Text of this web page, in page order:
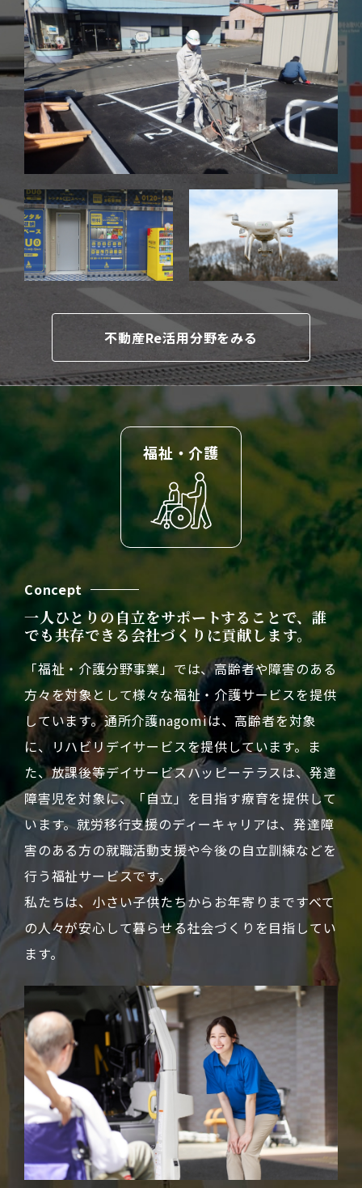
不動産Re活用分野をみる
福祉・介護
Concept
一人ひとりの自立をサポートすることで、誰
でも共存できる会社づくりに貢献します。
「福祉・介護分野事業」では、高齢者や障害のある
方々を対象として様々な福祉・介護サービスを提供
しています。通所介護nagomiは、高齢者を対象
に、リハビリデイサービスを提供しています。ま
た、放課後等デイサービスハッピーテラスは、発達
障害児を対象に、「自立」を目指す療育を提供して
います。就労移行支援のディーキャリアは、発達障
害のある方の就職活動支援や今後の自立訓練などを
行う福祉サービスです。
私たちは、小さい子供たちからお年寄りまですべて
の人々が安心して暮らせる社会づくりを目指してい
ます。